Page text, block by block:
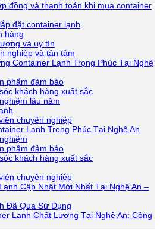
đồng và thanh toán khi mua container
đặt container lạnh
hàng
và uy tín
nghiệp và tận tâm
Container Lạnh Trọng Phúc Tại Nghệ
phẩm đảm bảo
khách hàng xuất sắc
lâu năm
chuyên nghiệp
Lạnh Trọng Phúc Tại Nghệ An
phẩm đảm bảo
khách hàng xuất sắc
chuyên nghiệp
Cập Nhật Mới Nhất Tại Nghệ An –
Đã Qua Sử Dụng
Lạnh Chất Lượng Tại Nghệ An: Công